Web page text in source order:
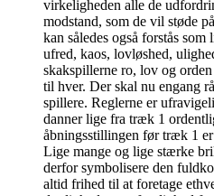
virkeligheden alle de
modstand, som de vil støde
kan således også forstås
ufred, kaos, lovløshed,
skakspillerne ro, lov og
til hver. Der skal nu engang
spillere. Reglerne er
danner lige fra træk 1
åbningsstillingen før træk 1
Lige mange og lige stærke
derfor symbolisere den
altid frihed til at foretage